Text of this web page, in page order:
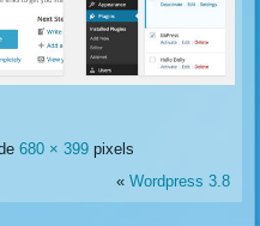
680 × 399pixels
« Wordpress 3.8